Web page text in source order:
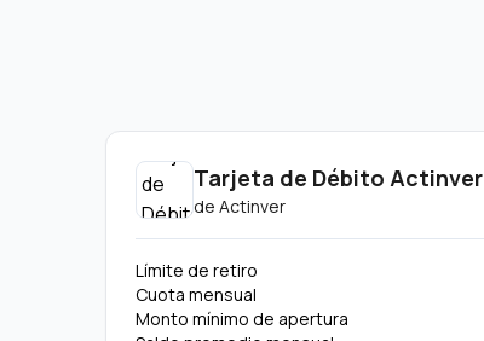
Tarjeta de Débito Actinver
de Actinver
Límite de retiro
Cuota mensual
Monto mínimo de apertura